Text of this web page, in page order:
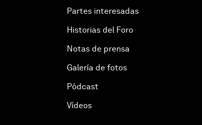
Partes interesadas
Historias del Foro
Notas de prensa
Galería de fotos
Pódcast
Vídeos